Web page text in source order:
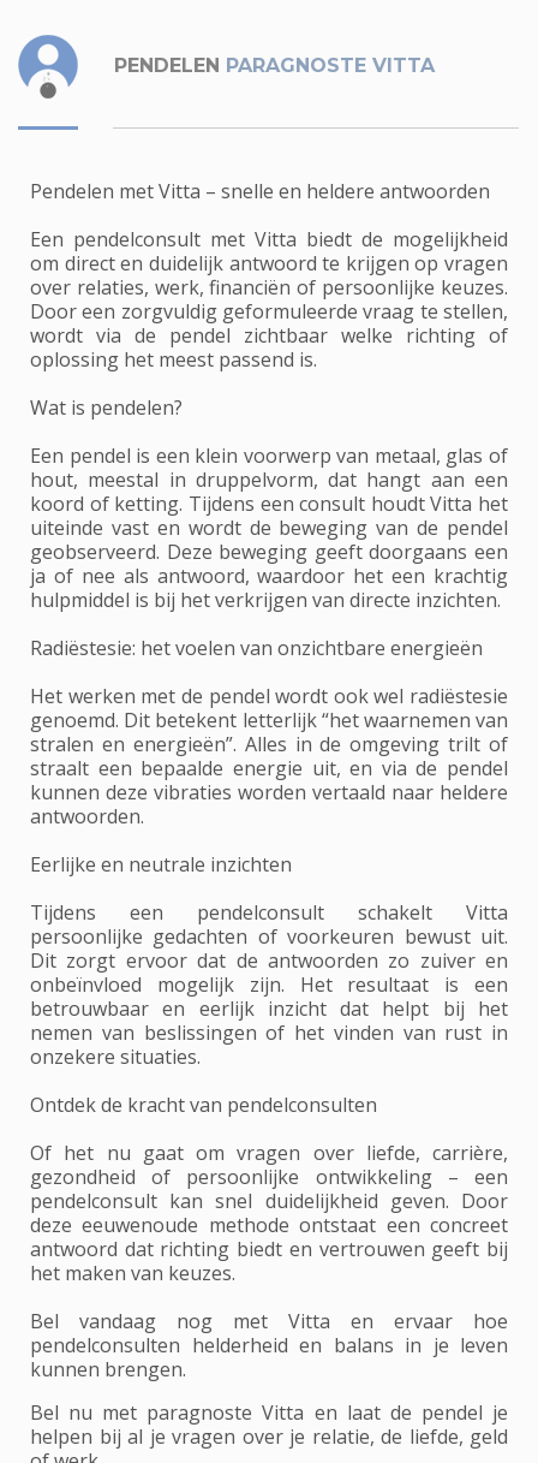
PENDELEN PARAGNOSTE VITTA
Pendelen met Vitta – snelle en heldere antwoorden
Een pendelconsult met Vitta biedt de mogelijkheid
om direct en duidelijk antwoord te krijgen op vragen
over relaties, werk, financiën of persoonlijke keuzes.
Door een zorgvuldig geformuleerde vraag te stellen,
wordt via de pendel zichtbaar welke richting of
oplossing het meest passend is.
Wat is pendelen?
Een pendel is een klein voorwerp van metaal, glas of
hout, meestal in druppelvorm, dat hangt aan een
koord of ketting. Tijdens een consult houdt Vitta het
uiteinde vast en wordt de beweging van de pendel
geobserveerd. Deze beweging geeft doorgaans een
ja of nee als antwoord, waardoor het een krachtig
hulpmiddel is bij het verkrijgen van directe inzichten.
Radiëstesie: het voelen van onzichtbare energieën
Het werken met de pendel wordt ook wel radiëstesie
genoemd. Dit betekent letterlijk “het waarnemen van
stralen en energieën”. Alles in de omgeving trilt of
straalt een bepaalde energie uit, en via de pendel
kunnen deze vibraties worden vertaald naar heldere
antwoorden.
Eerlijke en neutrale inzichten
Tijdens een pendelconsult schakelt Vitta
persoonlijke gedachten of voorkeuren bewust uit.
Dit zorgt ervoor dat de antwoorden zo zuiver en
onbeïnvloed mogelijk zijn. Het resultaat is een
betrouwbaar en eerlijk inzicht dat helpt bij het
nemen van beslissingen of het vinden van rust in
onzekere situaties.
Ontdek de kracht van pendelconsulten
Of het nu gaat om vragen over liefde, carrière,
gezondheid of persoonlijke ontwikkeling – een
pendelconsult kan snel duidelijkheid geven. Door
deze eeuwenoude methode ontstaat een concreet
antwoord dat richting biedt en vertrouwen geeft bij
het maken van keuzes.
Bel vandaag nog met Vitta en ervaar hoe
pendelconsulten helderheid en balans in je leven
kunnen brengen.
Bel nu met paragnoste Vitta en laat de pendel je
helpen bij al je vragen over je relatie, de liefde, geld